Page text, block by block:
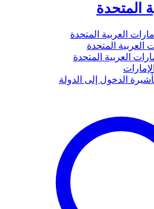
المتحدة
العربية المتحدة
العربية المتحدة
العربية المتحدة
الدخول إلى الدولة